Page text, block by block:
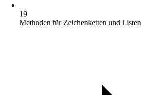
19
Methoden für Zeichenketten und Listen